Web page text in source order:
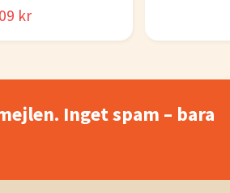
kr
Inget spam – bara